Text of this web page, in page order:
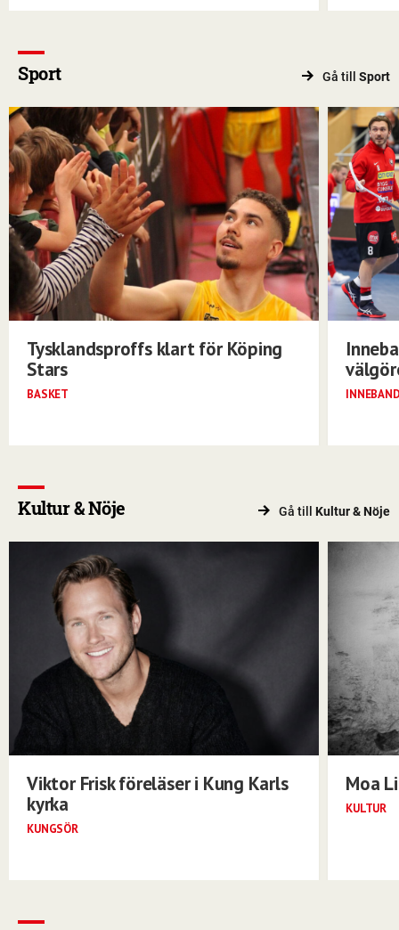
Sport Gå till Sport
Tysklandsproffs klart för Köping
Stars
BASKET
Kultur & Nöje Gå till Kultur & Nöje
Viktor Frisk föreläser i Kung Karls
kyrka
KUNGSÖR
Moa
KULTUR